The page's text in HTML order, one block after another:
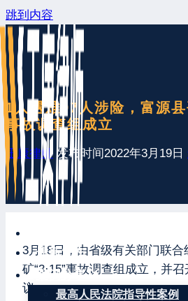
跳到内容
最新发布
案例分享
最高人民法院指导性案例
1人遇难97人涉险，富源
事故调查组成立
王康律师 发布时间2022年3月19日
3月18日，由省级有关部门联
矿“3·15”事故调查组成立，并
议。